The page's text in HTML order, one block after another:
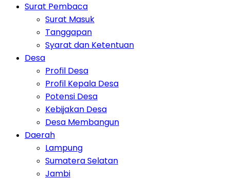
Surat Pembaca
Surat Masuk
Tanggapan
Syarat dan Ketentuan
Desa
Profil Desa
Profil Kepala Desa
Potensi Desa
Kebijakan Desa
Desa Membangun
Daerah
Lampung
Sumatera Selatan
Jambi